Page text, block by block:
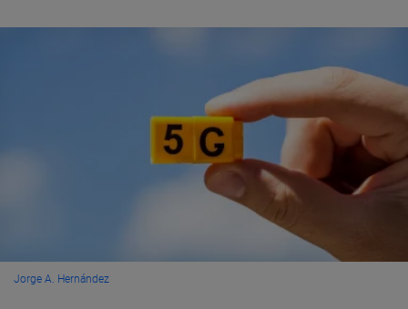
Jorge A. Hernández